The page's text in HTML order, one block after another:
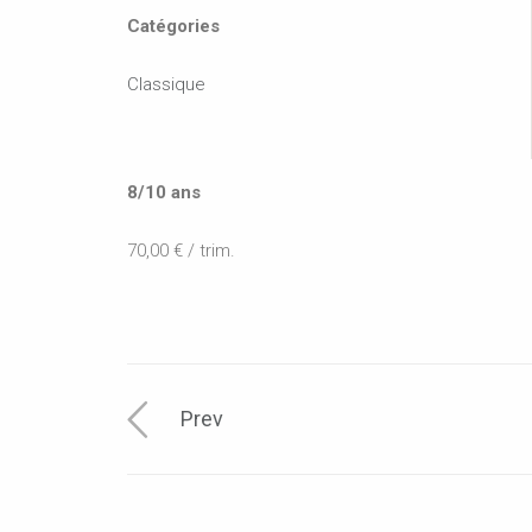
Catégories
Classique
8/10 ans
70,00 € / trim.
Prev